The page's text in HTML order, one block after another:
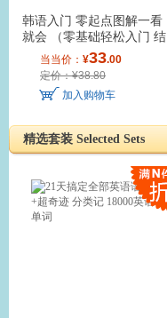
韩语入门 零起点图解一看
就会 （零基础轻松入门 结
构合理内容全
当当价： ¥33.00
定价：¥38.80
加入购物车
精选套装 Selected Sets